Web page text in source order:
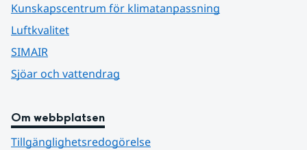
Kunskapscentrum för klimatanpassning
Luftkvalitet
SIMAIR
Sjöar och vattendrag
Om webbplatsen
Tillgänglighetsredogörelse